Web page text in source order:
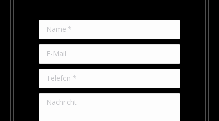
Name *
E-Mail
Telefon *
Nachricht